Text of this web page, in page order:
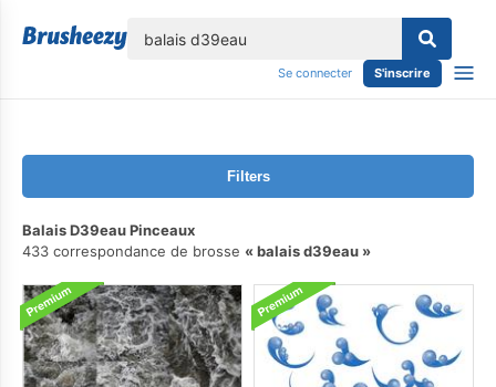
Se connecter S'inscrire
Filters
Balais D39eau Pinceaux
433 correspondance de brosse
balais d39eau